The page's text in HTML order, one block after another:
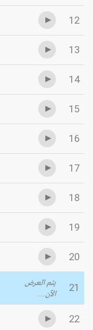
12
13
14
15
16
17
18
19
20
21
يتم العرض
الآن...
22